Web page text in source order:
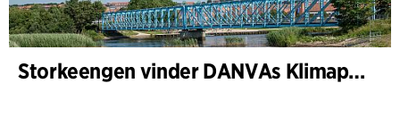
Storkeengen vinder DANVAs Klimapris 2025 – og bygger videre på tidligere arkitekturanerkendelse